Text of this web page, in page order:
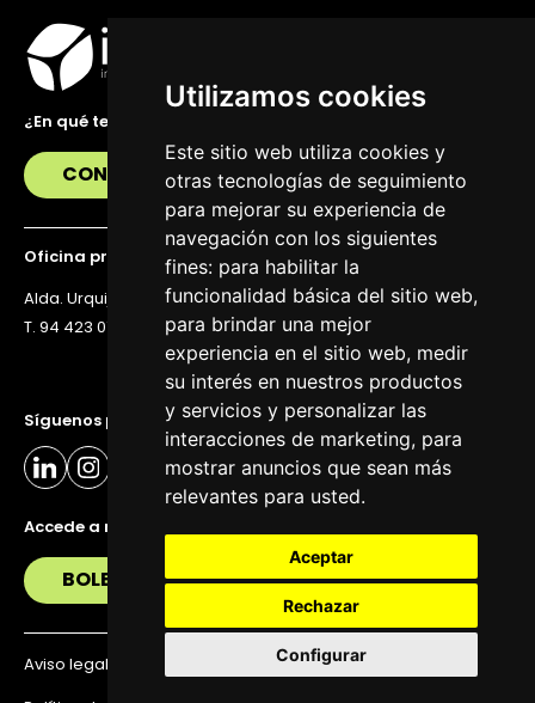
Utilizamos cookies
Este sitio web utiliza cookies y
otras tecnologías de seguimiento
para mejorar su experiencia de
navegación con los siguientes
fines: para habilitar la
funcionalidad básica del sitio web,
para brindar una mejor
experiencia en el sitio web, medir
su interés en nuestros productos
y servicios y personalizar las
interacciones de marketing, para
mostrar anuncios que sean más
relevantes para usted.
Aceptar
Rechazar
Configurar
Síguenos para estar al día
Accede a nuestra newsletter
BOLETÍN
¿En qué te podemos ayudar?
CONTÁCTANOS
Oficina principal
Alda. Urquijo 36, 6ª planta, 48011 Bilbao
T. 94 423 07 43
Aviso legal
Política de privacidad